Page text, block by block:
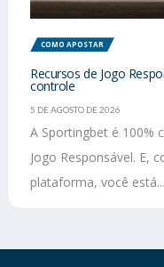
COMO APOSTAR
Recursos de Jogo
controle
5 DE AGOSTO DE 2026
A Sportingbet é 100%
Jogo Responsável. E,
plataforma, você está...